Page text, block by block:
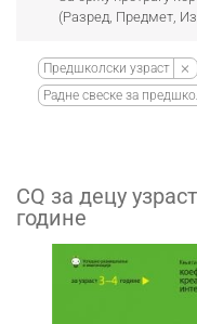
(Разред, Предмет,
Предшколски узраст
Радне свеске за
CQ за децу
године